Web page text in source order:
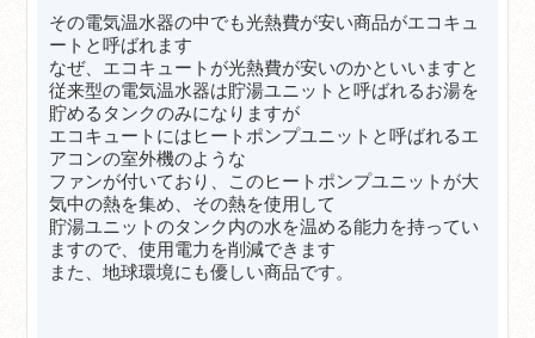
その電気温水器の中でも光熱費が安い商品がエコキュ
ートと呼ばれます
なぜ、エコキュートが光熱費が安いのかといいますと
従来型の電気温水器は貯湯ユニットと呼ばれるお湯を
貯めるタンクのみになりますが
エコキュートにはヒートポンプユニットと呼ばれるエ
アコンの室外機のような
ファンが付いており、このヒートポンプユニットが大
気中の熱を集め、その熱を使用して
貯湯ユニットのタンク内の水を温める能力を持ってい
ますので、使用電力を削減できます
また、地球環境にも優しい商品です。